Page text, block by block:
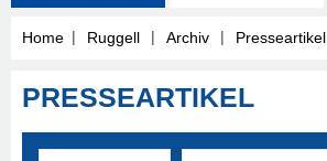
Home | Ruggell | Archiv | Presseartikel
PRESSEARTIKEL